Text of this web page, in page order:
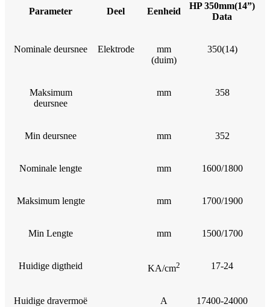
Parameter Deel Eenheid
HP 350mm(14”)
Data
Nominale deursnee Elektrode
mm
(duim)
350(14)
Maksimum
deursnee
mm 358
Min deursnee mm 352
Nominale lengte mm 1600/1800
Maksimum lengte mm 1700/1900
Min Lengte mm 1500/1700
Huidige digtheid KA/cm2 17-24
Huidige dravermoë A 17400-24000